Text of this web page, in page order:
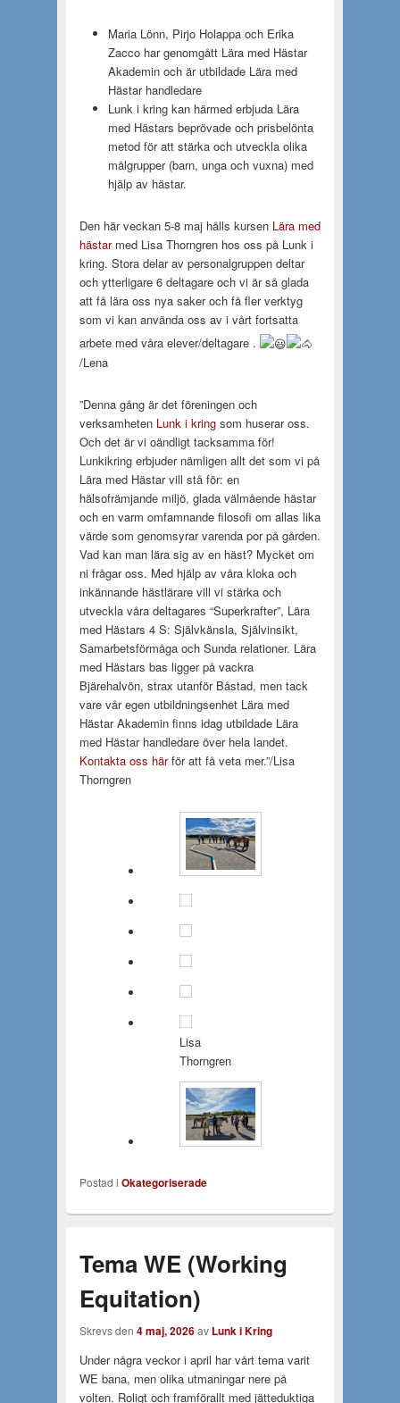
Maria Lönn, Pirjo Holappa och Erika
Zacco har genomgått Lära med Hästar
Akademin och är utbildade Lära med
Hästar handledare
Lunk i kring kan härmed erbjuda Lära
med Hästars beprövade och prisbelönta
metod för att stärka och utveckla olika
målgrupper (barn, unga och vuxna) med
hjälp av hästar.
Den här veckan 5-8 maj hålls kursen Lära med
hästarmed Lisa Thorngren hos oss på Lunk i
kring. Stora delar av personalgruppen deltar
och ytterligare 6 deltagare och vi är så glada
att få lära oss nya saker och få fler verktyg
som vi kan använda oss av i vårt fortsatta
arbete med våra elever/deltagare .
/Lena
”Denna gång är det föreningen och
verksamheten Lunk i kringsom huserar oss.
Och det är vi oändligt tacksamma för!
Lunkikring erbjuder nämligen allt det som vi på
Lära med Hästar vill stå för: en
hälsofrämjande miljö, glada välmående hästar
och en varm omfamnande filosofi om allas lika
värde som genomsyrar varenda por på gården.
Vad kan man lära sig av en häst? Mycket om
ni frågar oss. Med hjälp av våra kloka och
inkännande hästlärare vill vi stärka och
utveckla våra deltagares “Superkrafter”, Lära
med Hästars 4 S: Självkänsla, Självinsikt,
Samarbetsförmåga och Sunda relationer. Lära
med Hästars bas ligger på vackra
Bjärehalvön, strax utanför Båstad, men tack
vare vår egen utbildningsenhet Lära med
Hästar Akademin finns idag utbildade Lära
med Hästar handledare över hela landet.
Kontakta oss härför att få veta mer.”/Lisa
Thorngren
Lisa
Thorngren
Postad i Okategoriserade
Tema WE (Working
Equitation)
Skrevs den 4 maj, 2026av Lunk i Kring
Under några veckor i april har vårt tema varit
WE bana, men olika utmaningar nere på
volten. Roligt och framförallt med jätteduktiga